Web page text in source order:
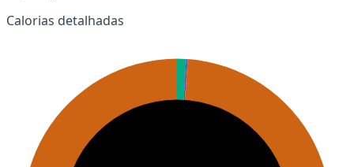
Calorias detalhadas